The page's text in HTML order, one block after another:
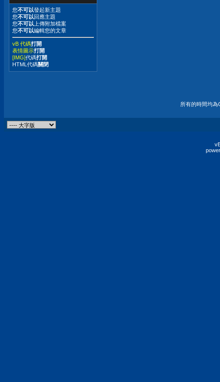
您不可以發起新主題
您不可以回應主題
您不可以 上傳附加檔案
您不可以編輯您的文章
vB 代碼打開
表情圖示打開
[IMG]代碼打開
HTML代碼關閉
所有的時間均為